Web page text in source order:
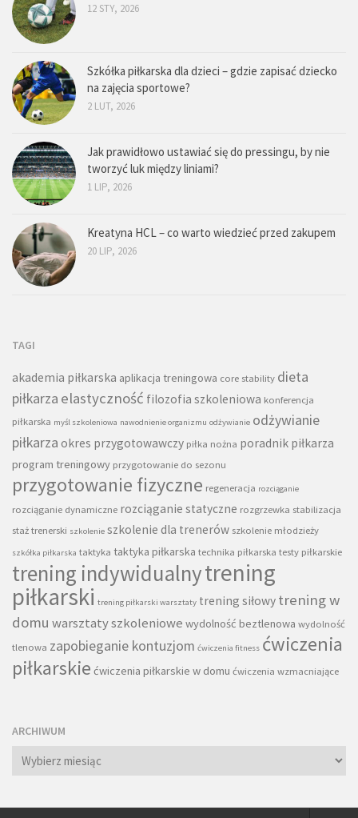
12 STY, 2026
Szkółka piłkarska dla dzieci – gdzie zapisać dziecko
na zajęcia sportowe?
2 LUT, 2026
Jak prawidłowo ustawiać się do pressingu, by nie
tworzyć luk między liniami?
1 LIP, 2026
Kreatyna HCL – co warto wiedzieć przed zakupem
20 LIP, 2026
TAGI
akademia piłkarska aplikacja treningowa core stability dieta
piłkarza elastyczność filozofia szkoleniowa konferencja
piłkarska myśl szkoleniowa nawodnienie organizmu odżywianie odżywianie
piłkarza okres przygotowawczy piłka nożna poradnik piłkarza
program treningowy przygotowanie do sezonu
przygotowanie fizyczne regeneracja rozciąganie
rozciąganie dynamiczne rozciąganie statyczne rozgrzewka stabilizacja
staż trenerski szkolenie szkolenie dla trenerów szkolenie młodzieży
szkółka piłkarska taktyka taktyka piłkarska technika piłkarska testy piłkarskie
trening indywidualnytrening
piłkarski trening piłkarski warsztaty trening siłowy trening w
domu warsztaty szkoleniowe wydolność beztlenowa wydolność
tlenowa zapobieganie kontuzjom ćwiczenia fitness ćwiczenia
piłkarskie ćwiczenia piłkarskie w domu ćwiczenia wzmacniające
ARCHIWUM
Archiwum